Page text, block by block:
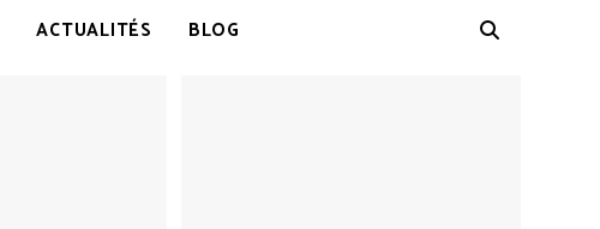
ACTUALITÉS BLOG